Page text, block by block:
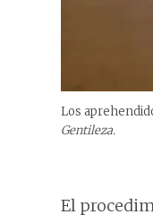
Los
Gentileza.
El